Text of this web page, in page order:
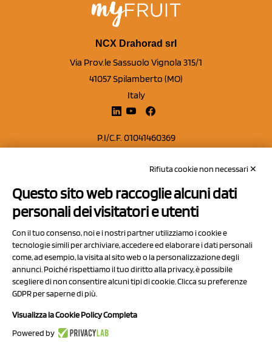
NCX Drahorad srl
Via Prov.le Sassuolo Vignola 315/1
41057 Spilamberto (MO)
Italy
P.I/C.F. 01041460369
Capitale sociale Euro 50.000,00 i.v.
Contatti
Privacy Policy
Cookie Policy
Chi Siamo
Rifiuta cookie non necessari ✕
Questo sito web raccoglie alcuni dati
personali dei visitatori e utenti
Con il tuo consenso, noi e i nostri partner utilizziamo i cookie e
tecnologie simili per archiviare, accedere ed elaborare i dati personali
come, ad esempio, la visita al sito web o la personalizzazione degli
annunci. Poiché rispettiamo il tuo diritto alla privacy, è possibile
scegliere di non consentire alcuni tipi di cookie. Clicca su preferenze
GDPR per saperne di più.
Visualizza la Cookie Policy Completa
Powered by